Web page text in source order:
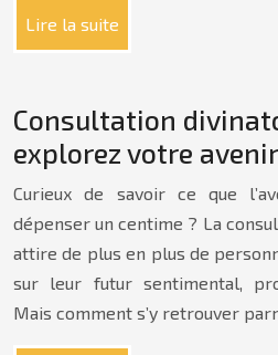
Lire la suite
Consultation
explorez votre
Curieux de savoir ce que
dépenser un centime ? La
attire de plus en plus de
sur leur futur sentimental,
Mais comment s’y retrouver